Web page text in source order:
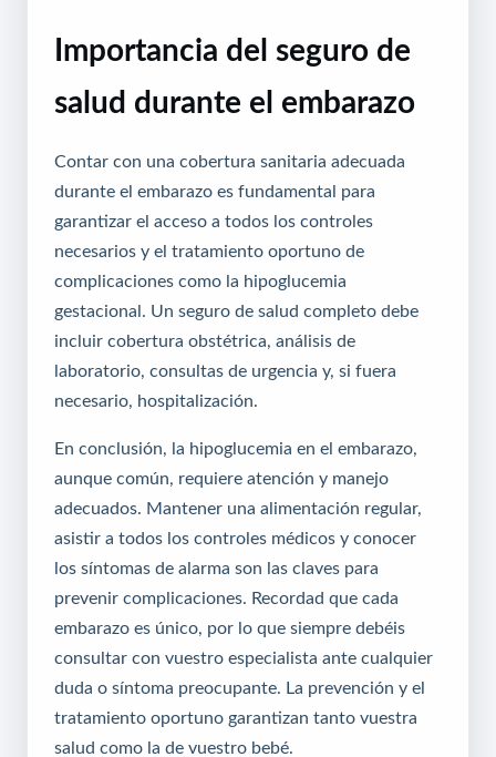
Importancia del seguro de
salud durante el embarazo
Contar con una cobertura sanitaria adecuada
durante el embarazo es fundamental para
garantizar el acceso a todos los controles
necesarios y el tratamiento oportuno de
complicaciones como la hipoglucemia
gestacional. Un seguro de salud completo debe
incluir cobertura obstétrica, análisis de
laboratorio, consultas de urgencia y, si fuera
necesario, hospitalización.
En conclusión, la hipoglucemia en el embarazo,
aunque común, requiere atención y manejo
adecuados. Mantener una alimentación regular,
asistir a todos los controles médicos y conocer
los síntomas de alarma son las claves para
prevenir complicaciones. Recordad que cada
embarazo es único, por lo que siempre debéis
consultar con vuestro especialista ante cualquier
duda o síntoma preocupante. La prevención y el
tratamiento oportuno garantizan tanto vuestra
salud como la de vuestro bebé.